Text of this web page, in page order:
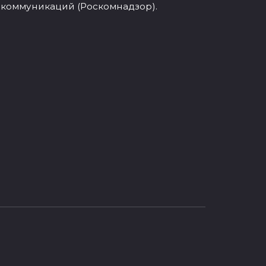
(Роскомнадзор).